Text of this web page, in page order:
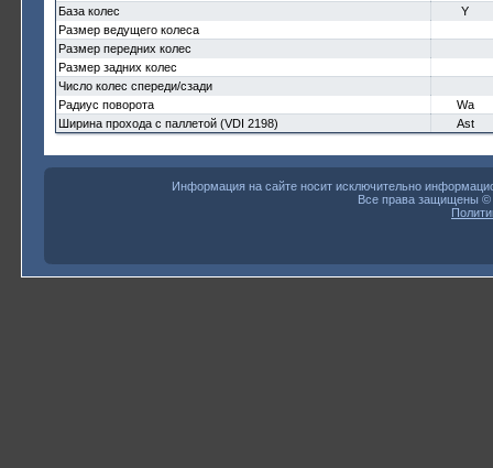
База колес
Y
Размер ведущего колеса
Размер передних колес
Размер задних колес
Число колес спереди/сзади
Радиус поворота
Wa
Ширина прохода с паллетой (VDI 2198)
Ast
Информация на сайте носит исключительно
Все права защищены ©